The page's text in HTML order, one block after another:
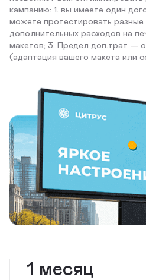
кампанию: 1. вы имеете один
можете протестировать разные
дополнительных расходов на
макетов; 3. Предел доп.трат —
(адаптация вашего макета или
1 месяц